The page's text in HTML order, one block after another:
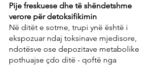
Pije freskuese dhe të shëndetshme
verore për detoksifikimin
Në ditët e sotme, trupi ynë është i
ekspozuar ndaj toksinave mjedisore,
ndotësve ose depozitave metabolike
pothuajse çdo ditë - qoftë nga